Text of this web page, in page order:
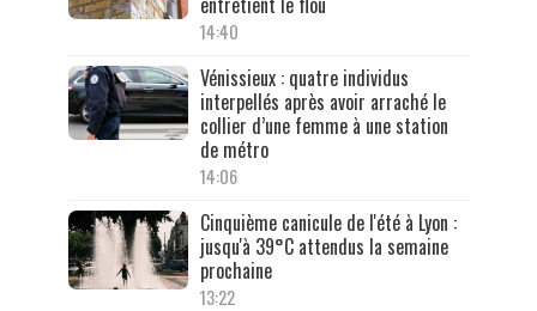
14:40
Vénissieux : quatre individus
interpellés après avoir arraché le
collier d’une femme à une station
de métro
14:06
Cinquième canicule de l'été à Lyon :
jusqu'à 39°C attendus la semaine
prochaine
13:22